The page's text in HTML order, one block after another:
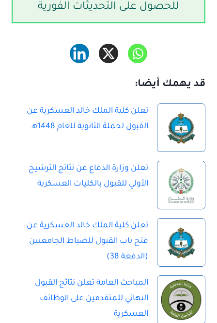
للحصول على التحديثات الفورية
قد يهمك أيضا:
تعلن كلية الملك خالد العسكرية عن
القبول لحملة الثانوية للعام 1448هـ
تعلن وزارة الدفاع عن نتائج الترشيح
الأولي للقبول بالكليات العسكرية
تعلن كلية الملك خالد العسكرية عن
فتح باب القبول للضباط الجامعيين
(الدفعة 38)
المباحث العامة تعلن نتائج القبول
النهائي للمتقدمين على الوظائف
العسكرية